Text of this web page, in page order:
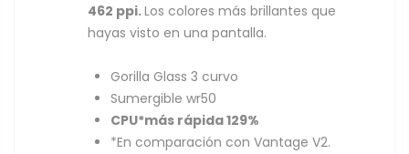
462 ppi.Los colores más brillantes que
hayas visto en una pantalla.
Gorilla Glass 3 curvo
Sumergible wr50
CPU*más rápida129%
*En comparación con Vantage V2.